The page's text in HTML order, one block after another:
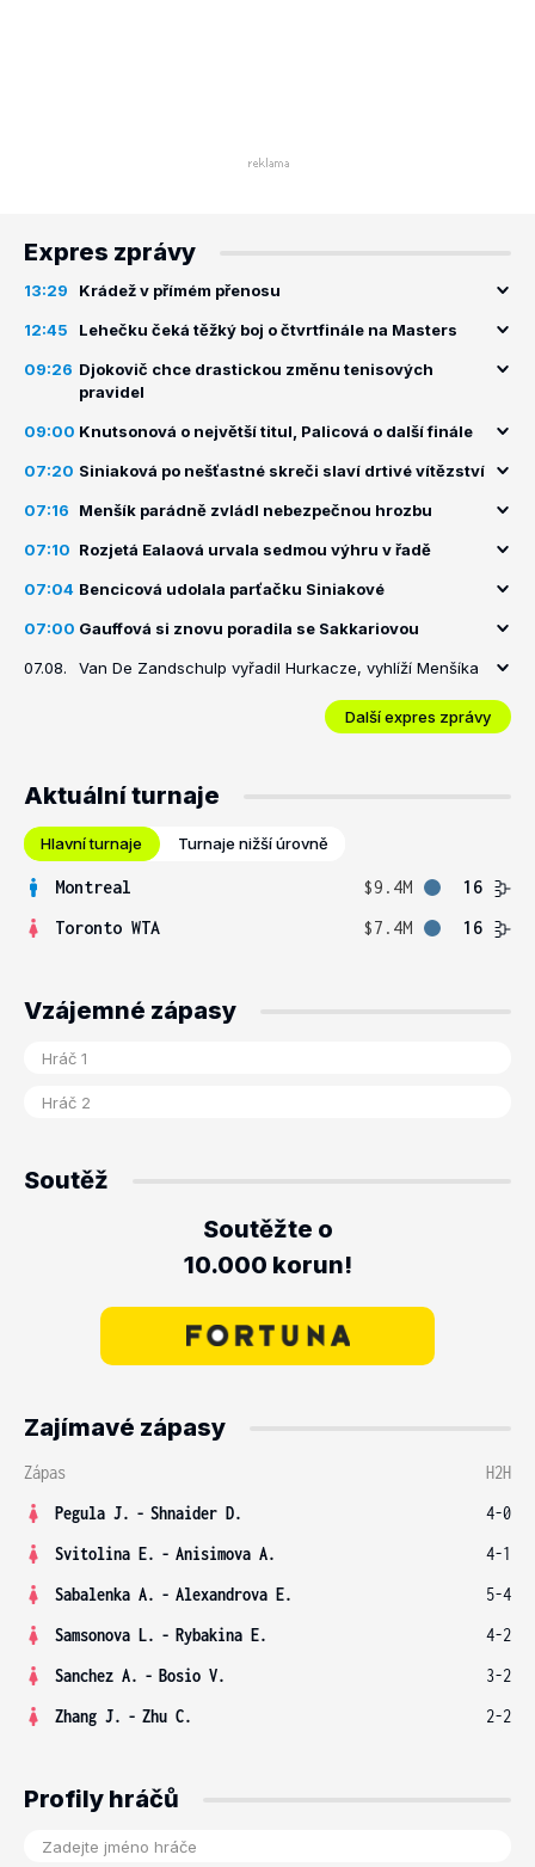
Expres zprávy
13:29 Krádež v přímém přenosu
12:45 Lehečku čeká těžký boj o čtvrtfinále na Masters
09:26 Djokovič chce drastickou změnu tenisových
pravidel
09:00 Knutsonová o největší titul, Palicová o další finále
07:20 Siniaková po nešťastné skreči slaví drtivé vítězství
07:16 Menšík parádně zvládl nebezpečnou hrozbu
07:10 Rozjetá Ealaová urvala sedmou výhru v řadě
07:04 Bencicová udolala parťačku Siniakové
07:00 Gauffová si znovu poradila se Sakkariovou
07.08. Van De Zandschulp vyřadil Hurkacze, vyhlíží Menšíka
Další expres zprávy
Aktuální turnaje
Hlavní turnaje Turnaje nižší úrovně
Montreal $9.4M
16
Toronto WTA
$7.4M 16
Vzájemné zápasy
Soutěž
Soutěžte o
10.000 korun!
Zajímavé zápasy
Zápas
H2H
Pegula J. - Shnaider D.
4-0
Svitolina E. - Anisimova A.
4-1
Sabalenka A. - Alexandrova E.
5-4
Samsonova L. - Rybakina E.
4-2
Sanchez A. - Bosio V.
3-2
Zhang J. - Zhu C. 2-2
Profily hráčů